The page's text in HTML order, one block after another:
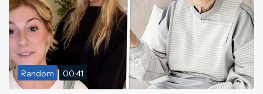
Random 00:41